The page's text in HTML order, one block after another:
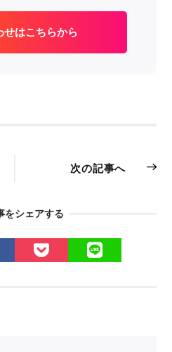
せはこちらから
次の記事へ
をシェアする